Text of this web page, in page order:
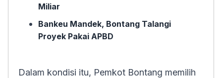
Miliar
Bankeu Mandek, Bontang Talangi
Proyek Pakai APBD
Dalam kondisi itu, Pemkot Bontang memilih